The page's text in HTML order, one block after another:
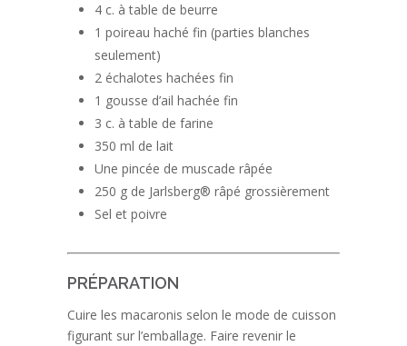
4 c. à table de beurre
1 poireau haché fin (parties blanches
seulement)
2 échalotes hachées fin
1 gousse d’ail hachée fin
3 c. à table de farine
350 ml de lait
Une pincée de muscade râpée
250 g de Jarlsberg® râpé grossièrement
Sel et poivre
PRÉPARATION
Cuire les macaronis selon le mode de cuisson
figurant sur l’emballage. Faire revenir le